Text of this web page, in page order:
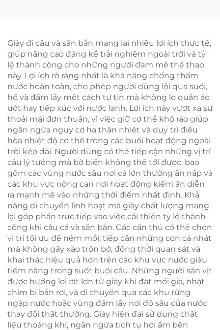
Giày đi câu và săn bắn mang lại nhiều lợi ích thực tế,
giúp nâng cao đáng kể trải nghiệm ngoài trời và tỷ
lệ thành công cho những người đam mê thể thao
này. Lợi ích rõ ràng nhất là khả năng chống thấm
nước hoàn toàn, cho phép người dùng lội qua suối,
hồ và đầm lầy một cách tự tin mà không lo quần áo
ướt hay tiếp xúc với nước lạnh. Lợi ích này vượt xa sự
thoải mái đơn thuần, vì việc giữ cơ thể khô ráo giúp
ngăn ngừa nguy cơ hạ thân nhiệt và duy trì điều
hòa nhiệt độ cơ thể trong các buổi hoạt động ngoài
trời kéo dài. Người dùng có thể tiếp cận những vị trí
câu lý tưởng mà bờ biển không thể tới được, bao
gồm các vùng nước sâu nơi cá lớn thường ẩn nấp và
các khu vực nông cạn nơi hoạt động kiếm ăn diễn
ra mạnh mẽ vào những thời điểm nhất định. Khả
năng di chuyển linh hoạt mà giày chất lượng mang
lại góp phần trực tiếp vào việc cải thiện tỷ lệ thành
công khi câu cá và săn bắn. Các cần thủ có thể chọn
vị trí tối ưu để ném mồi, tiếp cận những con cá nhát
mà không gây xáo trộn bờ, đồng thời quan sát và
khai thác hiệu quả hơn trên các khu vực nước giàu
tiềm năng trong suốt buổi câu. Những người săn vịt
được hưởng lợi rất lớn từ giày khi đặt mồi giả, nhặt
chim bị bắn rơi, và di chuyển qua các khu rừng
ngập nước hoặc vùng đầm lầy nơi độ sâu của nước
thay đổi thất thường. Giày hiện đại sử dụng chất
liệu thoáng khí, ngăn ngừa tích tụ hơi ẩm bên